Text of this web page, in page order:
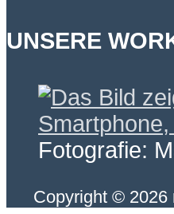
UNSERE
Fotografie:
Copyright © 2026